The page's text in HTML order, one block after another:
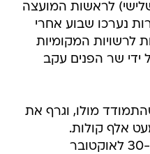
לראשות המועצה
נערכו שבוע אחרי
לרשויות המקומיות
ידי שר הפנים עקב
מולו, וגרף את
אלף קולות.
רביבו זכה בסיבוב הראשון ב-30 לאוקטובר